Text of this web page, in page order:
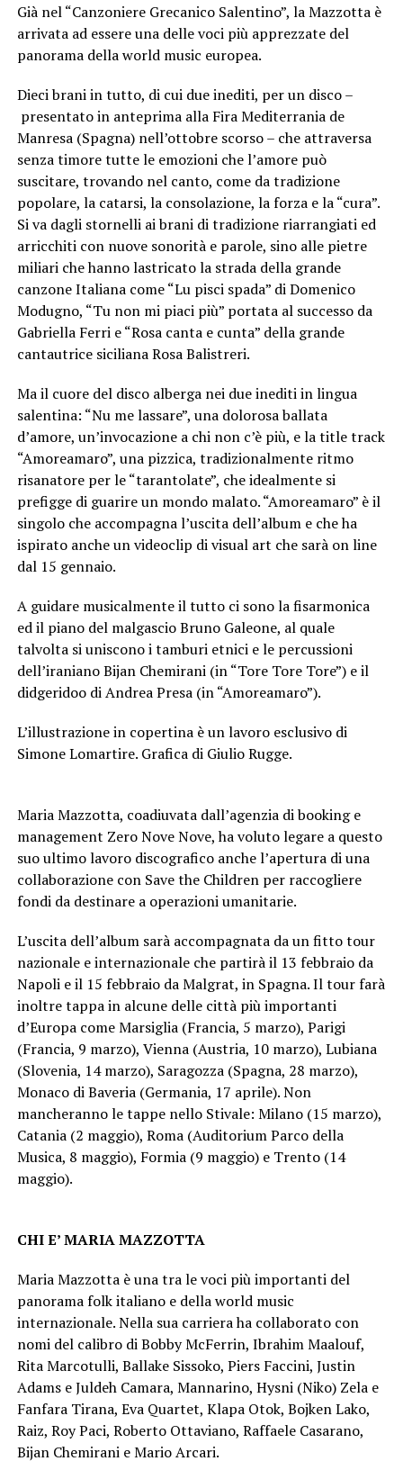
Già nel “Canzoniere Grecanico Salentino”, la Mazzotta è
arrivata ad essere una delle voci più apprezzate del
panorama della world music europea.
Dieci brani in tutto, di cui due inediti, per un disco –
presentato in anteprima alla Fira Mediterrania de
Manresa (Spagna) nell’ottobre scorso – che attraversa
senza timore tutte le emozioni che l’amore può
suscitare, trovando nel canto, come da tradizione
popolare, la catarsi, la consolazione, la forza e la “cura”.
Si va dagli stornelli ai brani di tradizione riarrangiati ed
arricchiti con nuove sonorità e parole, sino alle pietre
miliari che hanno lastricato la strada della grande
canzone Italiana come “Lu pisci spada” di Domenico
Modugno, “Tu non mi piaci più” portata al successo da
Gabriella Ferri e “Rosa canta e cunta” della grande
cantautrice siciliana Rosa Balistreri.
Ma il cuore del disco alberga nei due inediti in lingua
salentina: “Nu me lassare”, una dolorosa ballata
d’amore, un’invocazione a chi non c’è più, e la title track
“Amoreamaro”, una pizzica, tradizionalmente ritmo
risanatore per le “tarantolate”, che idealmente si
prefigge di guarire un mondo malato. “Amoreamaro” è il
singolo che accompagna l’uscita dell’album e che ha
ispirato anche un videoclip di visual art che sarà on line
dal 15 gennaio.
A guidare musicalmente il tutto ci sono la fisarmonica
ed il piano del malgascio Bruno Galeone, al quale
talvolta si uniscono i tamburi etnici e le percussioni
dell’iraniano Bijan Chemirani (in “Tore Tore Tore”) e il
didgeridoo di Andrea Presa (in “Amoreamaro”).
L’illustrazione in copertina è un lavoro esclusivo di
Simone Lomartire. Grafica di Giulio Rugge.
Maria Mazzotta, coadiuvata dall’agenzia di booking e
management Zero Nove Nove, ha voluto legare a questo
suo ultimo lavoro discografico anche l’apertura di una
collaborazione con Save the Children per raccogliere
fondi da destinare a operazioni umanitarie.
L’uscita dell’album sarà accompagnata da un fitto tour
nazionale e internazionale che partirà il 13 febbraio da
Napoli e il 15 febbraio da Malgrat, in Spagna. Il tour farà
inoltre tappa in alcune delle città più importanti
d’Europa come Marsiglia (Francia, 5 marzo), Parigi
(Francia, 9 marzo), Vienna (Austria, 10 marzo), Lubiana
(Slovenia, 14 marzo), Saragozza (Spagna, 28 marzo),
Monaco di Baveria (Germania, 17 aprile). Non
mancheranno le tappe nello Stivale: Milano (15 marzo),
Catania (2 maggio), Roma (Auditorium Parco della
Musica, 8 maggio), Formia (9 maggio) e Trento (14
maggio).
CHI E’ MARIA MAZZOTTA
Maria Mazzotta è una tra le voci più importanti del
panorama folk italiano e della world music
internazionale. Nella sua carriera ha collaborato con
nomi del calibro di Bobby McFerrin, Ibrahim Maalouf,
Rita Marcotulli, Ballake Sissoko, Piers Faccini, Justin
Adams e Juldeh Camara, Mannarino, Hysni (Niko) Zela e
Fanfara Tirana, Eva Quartet, Klapa Otok, Bojken Lako,
Raiz, Roy Paci, Roberto Ottaviano, Raffaele Casarano,
Bijan Chemirani e Mario Arcari.